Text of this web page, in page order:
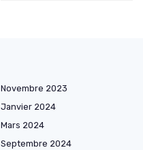
Novembre 2023
Janvier 2024
Mars 2024
Septembre 2024